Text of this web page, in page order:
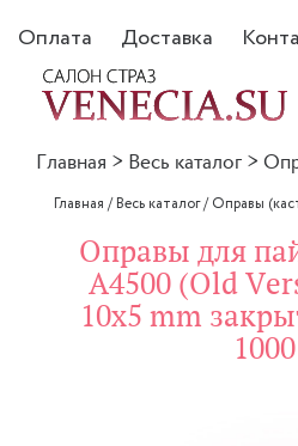
Оплата Доставка
Главная > Весь каталог >
Главная /Весь каталог/Оправы
Оправы для
A4500 (Old
10x5 mm